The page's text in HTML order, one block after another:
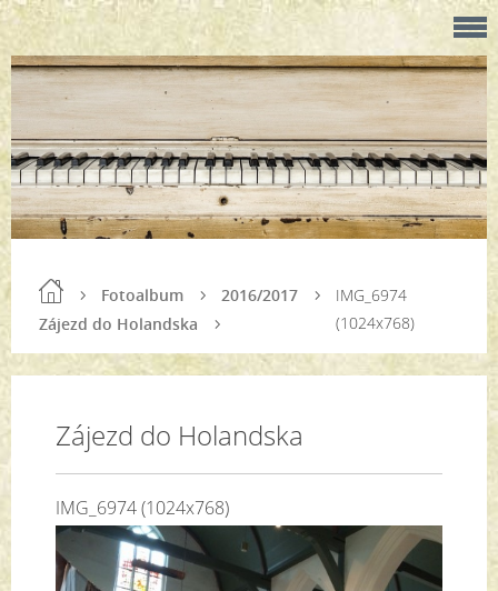
Fotoalbum
2016/2017
Zájezd do Holandska
IMG_6974
(1024x768)
Zájezd do Holandska
IMG_6974 (1024x768)